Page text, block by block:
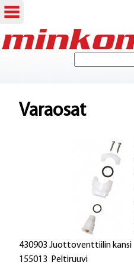
Hyppää
H
k
e
Varaosat
430903 Juottoventtiilin kansi
155013 Peltiruuvi